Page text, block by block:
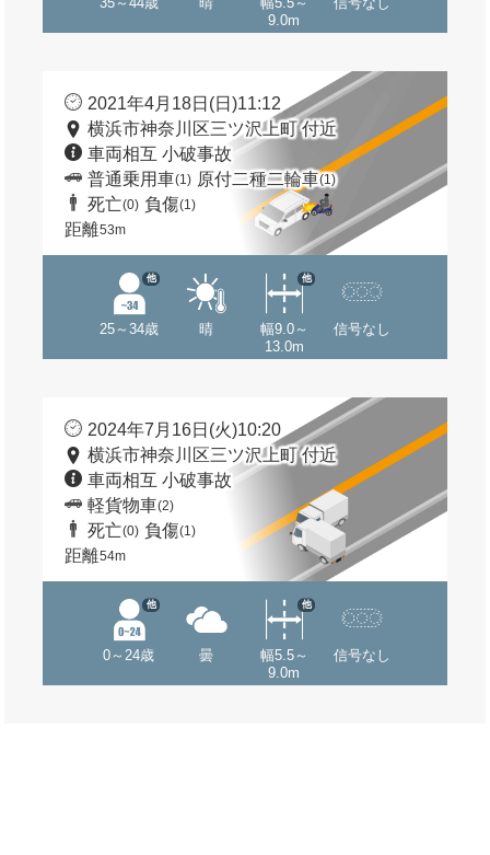
9.0m
2021年4月18日(日)11:12
横浜市神奈川区三ツ沢上町 付近
車両相互 小破事故
普通乗用車(1) 原付二種二輪車(1)
死亡(0) 負傷(1)
距離53m
25～34歳
他
晴
幅9.0～
13.0m
他
信号なし
2024年7月16日(火)10:20
横浜市神奈川区三ツ沢上町 付近
車両相互 小破事故
軽貨物車(2)
死亡(0) 負傷(1)
距離54m
0～24歳
他
曇
幅5.5～
9.0m
他
信号なし